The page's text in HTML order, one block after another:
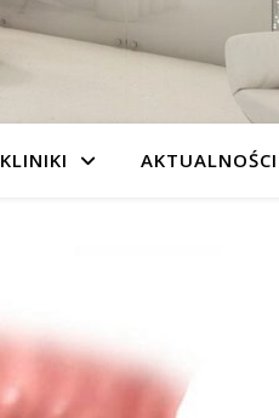
KLINIKI AKTUALNOŚCI